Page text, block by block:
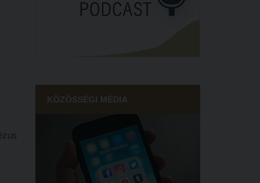
KÖZÖSSÉGI MÉDIA